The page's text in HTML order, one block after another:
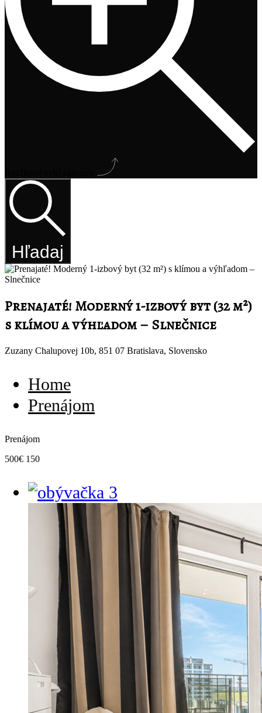
Hľadaj
Prenajaté! Moderný 1-izbový byt (32 m²)
s klímou a výhľadom – Slnečnice
Zuzany Chalupovej 10b, 851 07 Bratislava, Slovensko
Home
Prenájom
Prenájom
500€ 150